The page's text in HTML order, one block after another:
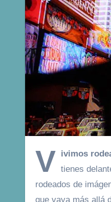
V ivimos
tienes
rodeados de
que vaya más allá